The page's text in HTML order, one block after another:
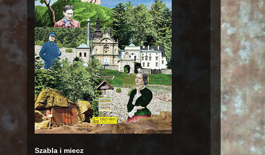
Szabla i miecz